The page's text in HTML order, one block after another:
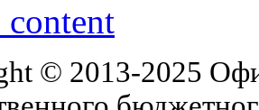
© 2013-2025